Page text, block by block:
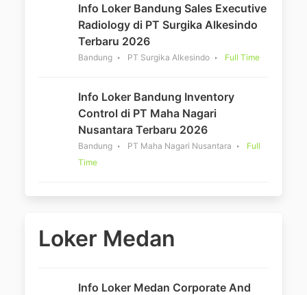
Info Loker Bandung Sales Executive
Radiology di PT Surgika Alkesindo
Terbaru 2026
Bandung PT Surgika Alkesindo Full Time
Info Loker Bandung Inventory
Control di PT Maha Nagari
Nusantara Terbaru 2026
Bandung PT Maha Nagari Nusantara
Full
Time
Loker Medan
Info Loker Medan Corporate And